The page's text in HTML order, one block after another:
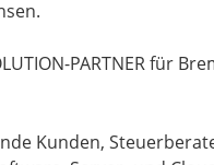
PARTNER für
Kunden,